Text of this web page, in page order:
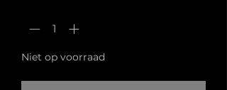
Niet op voorraad